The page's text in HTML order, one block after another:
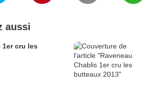
aussi
1er cru les